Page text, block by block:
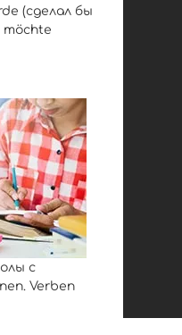
(сделал бы
möchte
с
Verben